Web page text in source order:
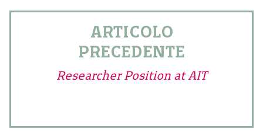
ARTICOLO
PRECEDENTE
Researcher Position at AIT